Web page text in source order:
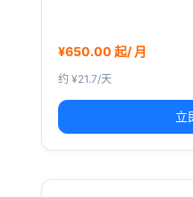
¥650.00 起/ 月
约 ¥21.7/天
立